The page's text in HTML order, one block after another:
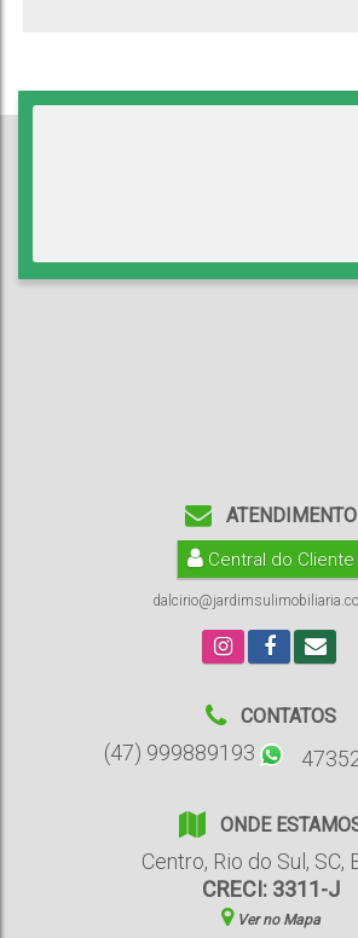
ATENDIMENTO
Central do Cliente
CONTATOS
(47) 999889193
ONDE
Centro, Rio do Sul , SC,
CRECI: 3311-J
Ver no Mapa